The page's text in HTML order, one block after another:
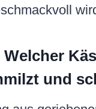
und